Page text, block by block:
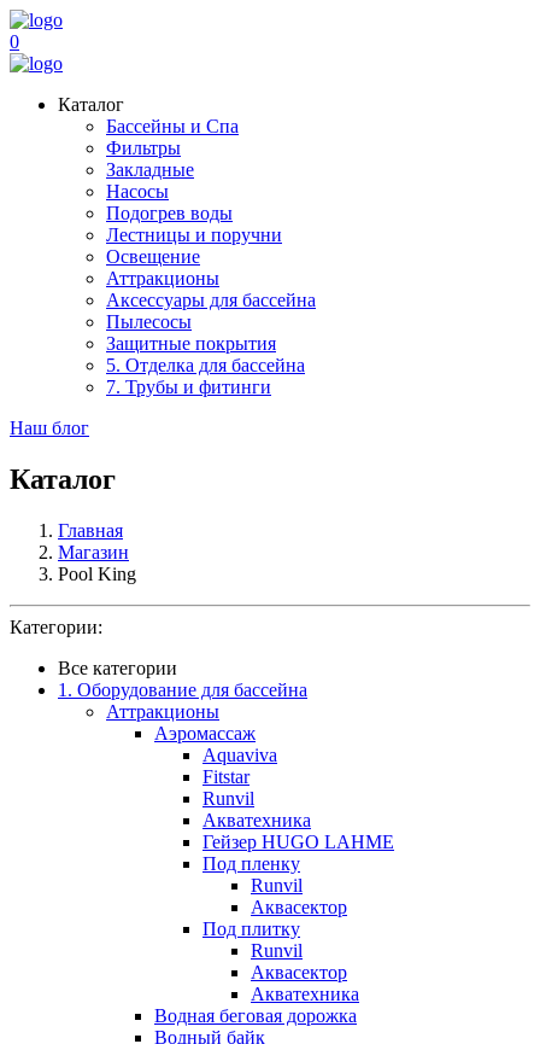
0
Каталог
Бассейны и Спа
Фильтры
Закладные
Насосы
Подогрев воды
Лестницы и поручни
Освещение
Аттракционы
Аксессуары для бассейна
Пылесосы
Защитные покрытия
5. Отделка для бассейна
7. Трубы и фитинги
Наш блог
Каталог
Главная
Магазин
Pool King
Категории:
Все категории
1. Оборудование для бассейна
Аттракционы
Аэромассаж
Aquaviva
Fitstar
Runvil
Акватехника
Гейзер HUGO LAHME
Под пленку
Runvil
Аквасектор
Под плитку
Runvil
Аквасектор
Акватехника
Водная беговая дорожка
Водный байк